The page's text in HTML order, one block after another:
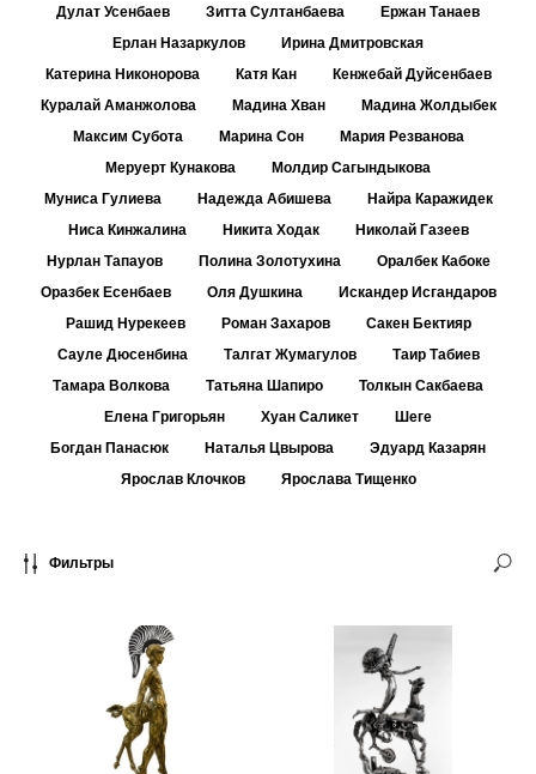
Дулат Усенбаев
Зитта Султанбаева
Ержан Танаев
Ерлан Назаркулов
Ирина Дмитровская
Катерина Никонорова
Катя Кан
Кенжебай Дуйсенбаев
Куралай Аманжолова
Мадина Хван
Мадина Жолдыбек
Максим Субота
Марина Сон
Мария Резванова
Меруерт Кунакова
Молдир Сагындыкова
Муниса Гулиева
Надежда Абишева
Найра Каражидек
Ниса Кинжалина
Никита Ходак
Николай Газеев
Нурлан Тапауов
Полина Золотухина
Оралбек Кабоке
Оразбек Есенбаев
Оля Душкина
Искандер Исгандаров
Рашид Нурекеев
Роман Захаров
Сакен Бектияр
Сауле Дюсенбина
Талгат Жумагулов
Таир Табиев
Тамара Волкова
Татьяна Шапиро
Толкын Сакбаева
Елена Григорьян
Хуан Саликет
Шеге
Богдан Панасюк
Наталья Цвырова
Эдуард Казарян
Ярослав Клочков
Ярослава Тищенко
Фильтры